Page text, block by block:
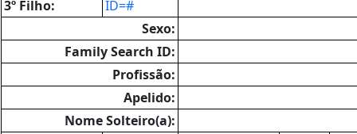
3º Filho:
ID=#
Sexo:
Family Search ID:
Profissão:
Apelido:
Nome Solteiro(a):